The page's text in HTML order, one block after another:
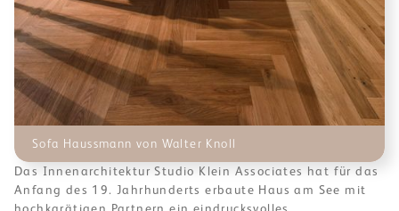
Sofa Haussmann von Walter Knoll
Das Innenarchitektur Studio Klein Associates hat für das
Anfang des 19. Jahrhunderts erbaute Haus am See mit
hochkarätigen Partnern ein eindrucksvolles